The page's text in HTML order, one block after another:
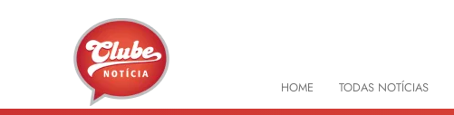
HOME TODAS NOTÍCIAS